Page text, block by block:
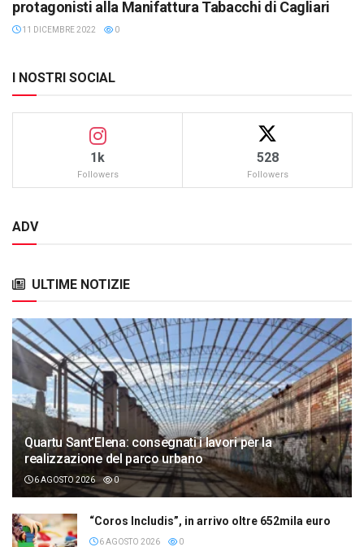
protagonisti alla Manifattura Tabacchi di Cagliari
11 DICEMBRE 2022 0
I NOSTRI SOCIAL
1k
Followers
528
Followers
ADV
ULTIME NOTIZIE
Quartu Sant’Elena: consegnati i lavori per la
realizzazione del parco urbano
6 AGOSTO 2026 0
“Coros Includis”, in arrivo oltre 652mila euro
6 AGOSTO 2026 0